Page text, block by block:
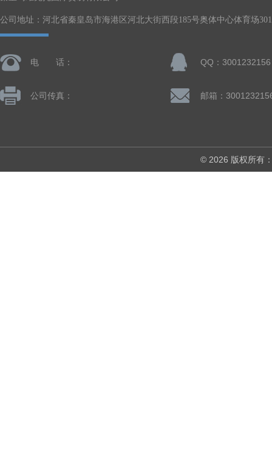
公司地址：河北省秦皇岛市海港区河北大街西段185号奥体中心体育场
电 话： QQ：3001232156
公司传真： 邮箱：
© 2026 版权所有